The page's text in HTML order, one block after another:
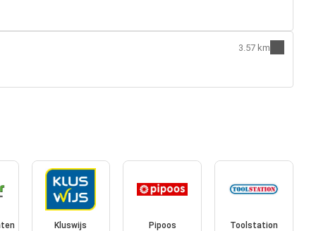
3.57 km
Kluswijs Pipoos Toolstation